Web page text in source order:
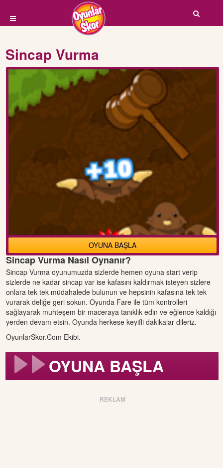
Sincap Vurma
OYUNA BAŞLA
Sincap Vurma Nasıl Oynanır?
Sincap Vurma oyunumuzda sizlerde hemen oyuna start verip
sizlerde ne kadar sincap var ise kafasını kaldırmak isteyen sizlere
onlara tek tek müdahalede bulunun ve hepsinin kafasına tek tek
vurarak deliğe geri sokun. Oyunda Fare ile tüm kontrolleri
sağlayarak muhteşem bir maceraya tanıklık edin ve eğlence kaldığı
yerden devam etsin. Oyunda herkese keyifli dakikalar dileriz.
OyunlarSkor.Com Ekibi.
OYUNA BAŞLA
REKLAM